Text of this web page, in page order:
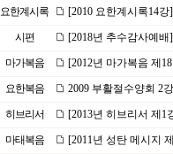
요한계시록 [2010 요한계시록14
시편 [2018년 추수감사예
마가복음 [2012년 마가복음 제
요한복음 2009 부활절수양회 2
히브리서 [2013년 히브리서 제1
마태복음 [2011년 성탄 메시지